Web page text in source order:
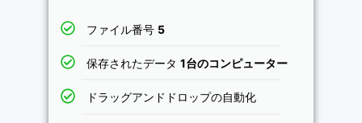
ファイル番号 5
保存されたデータ1台のコンピューター
ドラッグアンドドロップの自動化